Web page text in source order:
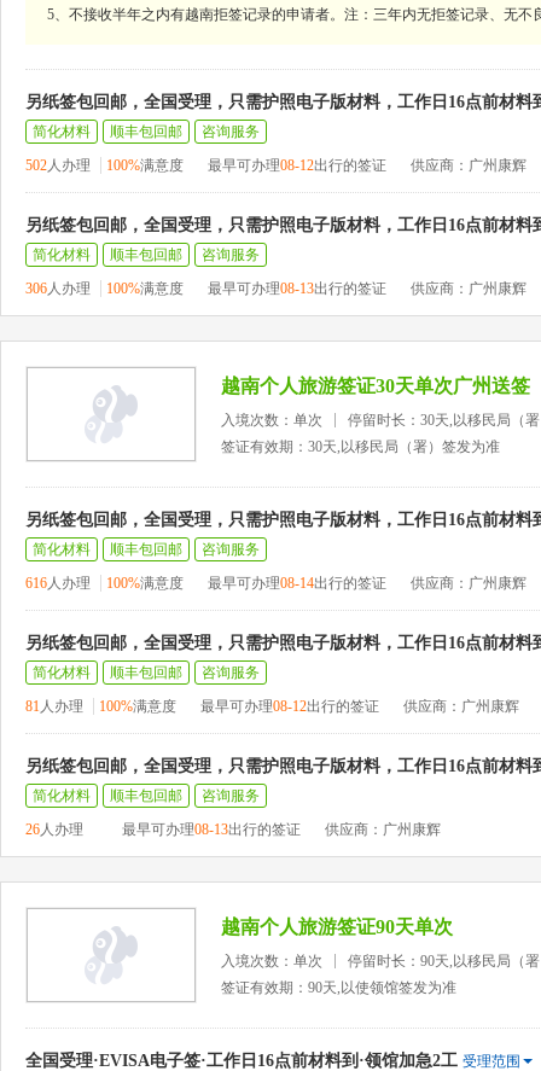
5、不接收半年之内有越南拒签记录的申请者。注：三年内无拒签记录、无
另纸签包回邮，全国受理，只需护照电子版材料，工作日16点前材料
简化材料 顺丰包回邮
咨询服务
502人办理 100%满意度 最早可办理08-12出行的签证 供应商：广州康辉
另纸签包回邮，全国受理，只需护照电子版材料，工作日16点前材料
简化材料 顺丰包回邮
咨询服务
306人办理 100%满意度 最早可办理08-13出行的签证 供应商：广州康辉
越南个人旅游签证30天单次广州送签
入境次数：单次
停留时长：30天,以移民局（
签证有效期：30天,以移民局（署）签发为准
另纸签包回邮，全国受理，只需护照电子版材料，工作日16点前材料
简化材料 顺丰包回邮
咨询服务
616人办理 100%满意度 最早可办理08-14出行的签证 供应商：广州康辉
另纸签包回邮，全国受理，只需护照电子版材料，工作日16点前材料
简化材料 顺丰包回邮
咨询服务
81人办理 100%满意度 最早可办理08-12出行的签证 供应商：广州康辉
另纸签包回邮，全国受理，只需护照电子版材料，工作日16点前材料
简化材料 顺丰包回邮
咨询服务
26人办理 最早可办理08-13出行的签证 供应商：广州康辉
越南个人旅游签证90天单次
入境次数：单次
停留时长：90天,以移民局（
签证有效期：90天,以使领馆签发为准
全国受理·EVISA电子签·工作日16点前材料到·领馆加急2工 受理范围